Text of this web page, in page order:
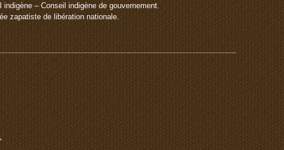
indigène – Conseil indigène de gouvernement.
zapatiste de libération nationale.